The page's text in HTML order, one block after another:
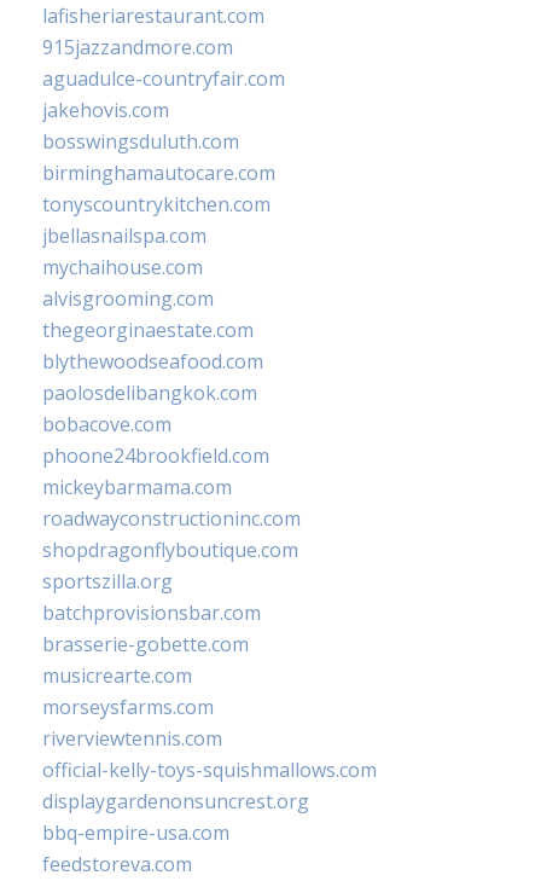
lafisheriarestaurant.com
915jazzandmore.com
aguadulce-countryfair.com
jakehovis.com
bosswingsduluth.com
birminghamautocare.com
tonyscountrykitchen.com
jbellasnailspa.com
mychaihouse.com
alvisgrooming.com
thegeorginaestate.com
blythewoodseafood.com
paolosdelibangkok.com
bobacove.com
phoone24brookfield.com
mickeybarmama.com
roadwayconstructioninc.com
shopdragonflyboutique.com
sportszilla.org
batchprovisionsbar.com
brasserie-gobette.com
musicrearte.com
morseysfarms.com
riverviewtennis.com
official-kelly-toys-squishmallows.com
displaygardenonsuncrest.org
bbq-empire-usa.com
feedstoreva.com